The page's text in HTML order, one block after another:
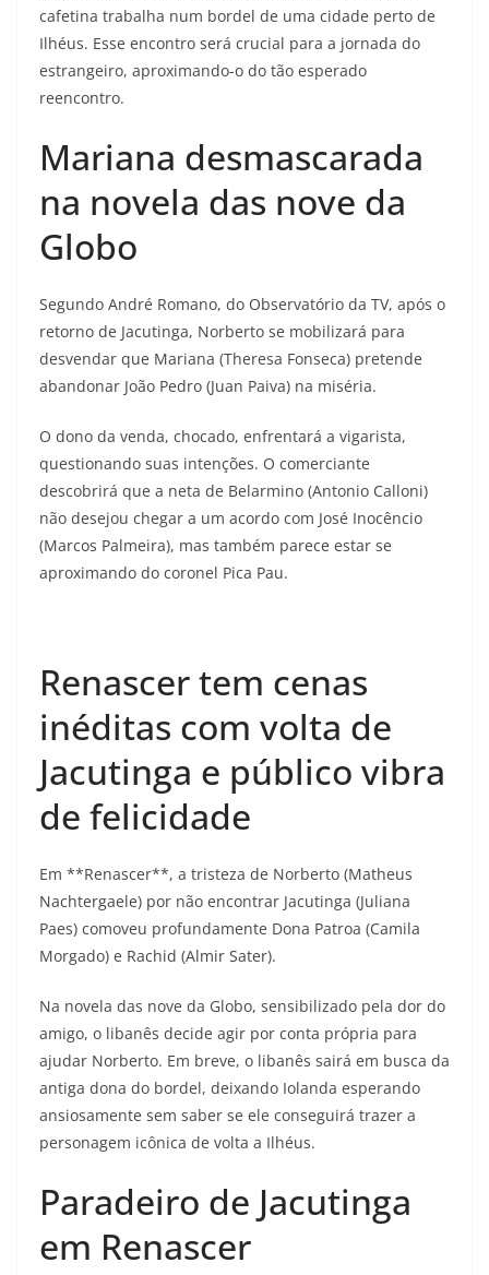
cafetina trabalha num bordel de uma cidade perto de
Ilhéus. Esse encontro será crucial para a jornada do
estrangeiro, aproximando-o do tão esperado
reencontro.
Mariana desmascarada
na novela das nove da
Globo
Segundo André Romano, do Observatório da TV, após o
retorno de Jacutinga, Norberto se mobilizará para
desvendar que Mariana (Theresa Fonseca) pretende
abandonar João Pedro (Juan Paiva) na miséria.
O dono da venda, chocado, enfrentará a vigarista,
questionando suas intenções. O comerciante
descobrirá que a neta de Belarmino (Antonio Calloni)
não desejou chegar a um acordo com José Inocêncio
(Marcos Palmeira), mas também parece estar se
aproximando do coronel Pica Pau.
Renascer tem cenas
inéditas com volta de
Jacutinga e público vibra
de felicidade
Em **Renascer**, a tristeza de Norberto (Matheus
Nachtergaele) por não encontrar Jacutinga (Juliana
Paes) comoveu profundamente Dona Patroa (Camila
Morgado) e Rachid (Almir Sater).
Na novela das nove da Globo, sensibilizado pela dor do
amigo, o libanês decide agir por conta própria para
ajudar Norberto. Em breve, o libanês sairá em busca da
antiga dona do bordel, deixando Iolanda esperando
ansiosamente sem saber se ele conseguirá trazer a
personagem icônica de volta a Ilhéus.
Paradeiro de Jacutinga
em Renascer